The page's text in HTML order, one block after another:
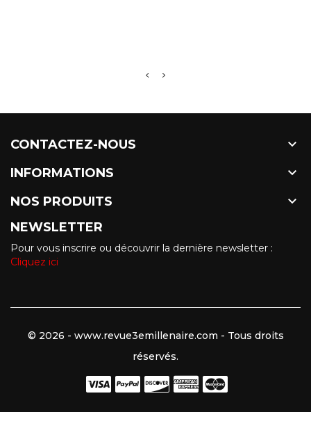
CONTACTEZ-NOUS 
INFORMATIONS 
NOS PRODUITS 
NEWSLETTER
Pour vous inscrire ou découvrir la dernière newsletter :
Cliquez ici
© 2026 - www.revue3emillenaire.com - Tous droits
réservés.